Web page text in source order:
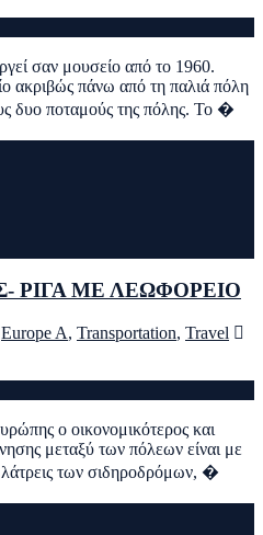
σαν μουσείο από το 1960.
ακριβώς πάνω από τη παλιά πόλη
δυο ποταμούς της πόλης. Το �
ΡΙΓΑ ΜΕ ΛΕΩΦΟΡΕΙΟ
Europe A, Transportation, Travel
ο οικονομικότερος και
μεταξύ των πόλεων είναι με
των σιδηροδρόμων, �